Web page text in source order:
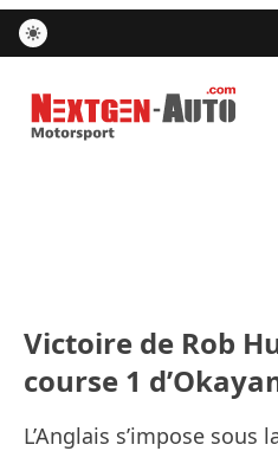
Nextgen-Auto.com
Victoire de Rob
course 1
L’Anglais s’impose sous